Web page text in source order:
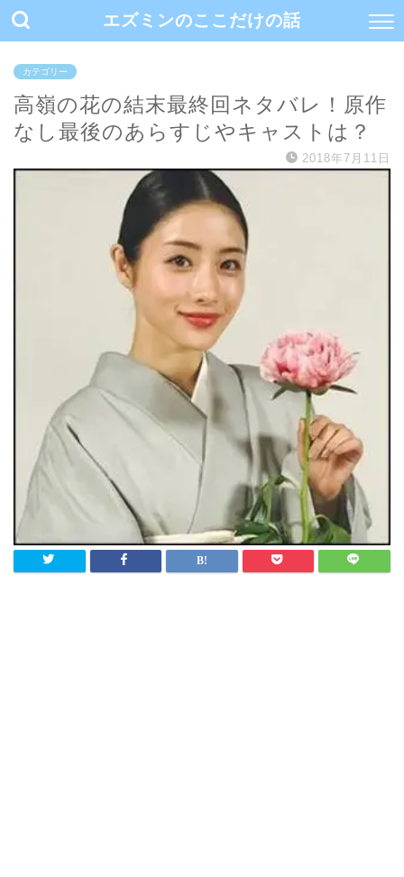
エズミンのここだけの話
カテゴリー
高嶺の花の結末最終回ネタバレ！原作
なし最後のあらすじやキャストは？
2018年7月11日